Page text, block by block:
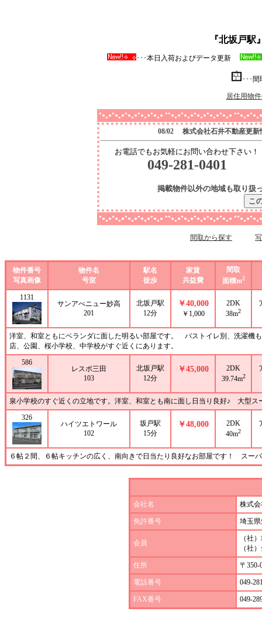
『北坂戸
･･･本日入荷およびデータ更新
･･･
居住用物
● ● ● ● ● ● ● ● ● ● ● ● ● ● ● ● ● ● ● ● ●● ● ● ● ● ● ● ● ● ● ● ● ● ● ● ● ● ● ● ● ●● ● ● ● ● ● ● ●
08/02 株式会社石井不動産更新
お電話でもお気軽にお問い合わせ下さい！
049-281-0401
掲載物件以外の地域も取り扱
● ● ● ● ● ● ● ● ● ● ● ● ● ● ● ● ● ● ● ● ●● ● ● ● ● ● ● ● ● ● ● ● ● ● ● ● ● ● ● ● ●● ● ● ● ● ● ● ●
間取から探す
物件番号
写真画像
物件名
号室
駅名
徒歩
家賃
共益費
間取
面積m2
1131
サンアべニュー妙高
201
北坂戸駅
12分
￥40,000
￥1,000
2DK
38m2
洋室、和室ともにベランダに面した明るい部屋です。 バストイレ別、洗濯
店、公園、桜小学校、中学校がすぐ近くにあります。
586
レスポ三田
103
北坂戸駅
12分
￥45,000
2DK
39.74m2
泉小学校のすぐ近くの立地です。洋室、和室とも南に面し日当り良好♪ 大型ス
326
ハイツエトワール
102
坂戸駅
15分
￥48,000
2DK
40m2
６帖２間、６帖キッチンの広く、南向きで日当たり良好なお部屋です！ スー
会社名 株式
免許番号 埼玉
会員
（社
（社
住所 〒350-
電話番号 049-
FAX番号 049-